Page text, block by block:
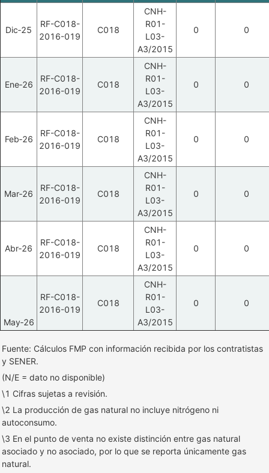
Dic‑25
RF-C018-
2016-019
C018
CNH-
R01-
L03-
A3/2015
0 0
Ene‑26
RF-C018-
2016-019
C018
CNH-
R01-
L03-
A3/2015
0 0
Feb‑26
RF-C018-
2016-019
C018
CNH-
R01-
L03-
A3/2015
0 0
Mar‑26
RF-C018-
2016-019
C018
CNH-
R01-
L03-
A3/2015
0 0
Abr‑26
RF-C018-
2016-019
C018
CNH-
R01-
L03-
A3/2015
0 0
May‑26
RF-C018-
2016-019
C018
CNH-
R01-
L03-
A3/2015
0 0
Fuente: Cálculos FMP con información recibida por los contratistas
y SENER.
(N/E = dato no disponible)
\1 Cifras sujetas a revisión.
\2 La producción de gas natural no incluye nitrógeno ni
autoconsumo.
\3 En el punto de venta no existe distinción entre gas natural
asociado y no asociado, por lo que se reporta únicamente gas
natural.